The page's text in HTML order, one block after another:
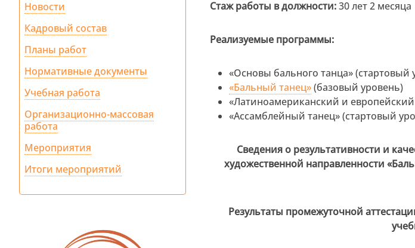
Новости
Кадровый состав
Планы работ
Нормативные документы
Учебная работа
Организационно-массовая
работа
Мероприятия
Итоги мероприятий
Стаж работы в должности:30 лет 2 месяца
Реализуемые программы:
«Основы бального танца» (стартовый
«Бальный танец»(базовый уровень)
«Латиноамериканский и
«Ассамблейный танец» (стартовый
Сведения о результативности и
художественной направленности
Результаты промежуточной